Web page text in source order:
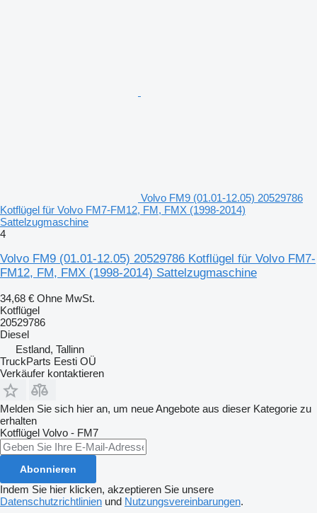
Volvo FM9 (01.01-12.05) 20529786
Kotflügel für Volvo FM7-FM12, FM, FMX (1998-2014)
Sattelzugmaschine
4
Volvo FM9 (01.01-12.05) 20529786 Kotflügel für Volvo FM7-
FM12, FM, FMX (1998-2014) Sattelzugmaschine
34,68 € Ohne MwSt.
Kotflügel
20529786
Diesel
Estland, Tallinn
TruckParts Eesti OÜ
Verkäufer kontaktieren
Melden Sie sich hier an, um neue Angebote aus dieser Kategorie zu
erhalten
Kotflügel Volvo - FM7
Abonnieren
Indem Sie hier klicken, akzeptieren Sie unsere
Datenschutzrichtlinien und Nutzungsvereinbarungen.